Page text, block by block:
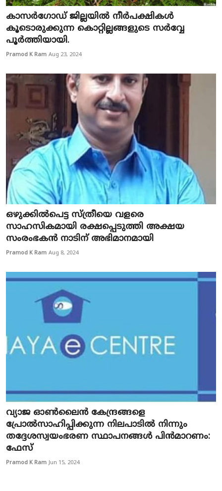
കാസർഗോഡ് ജില്ലയിൽ നീർപക്ഷികൾ
കൂടൊരുക്കുന്ന കൊറ്റില്ലങ്ങളുടെ സർവ്വേ
പൂർത്തിയായി.
Pramod K Ram Aug 23, 2024
ഒഴുക്കിൽപെട്ട സ്ത്രീയെ വളരെ
സാഹസികമായി രക്ഷപ്പെടുത്തി അക്ഷയ
സംരംഭകൻ നാടിന് അഭിമാനമായി
Pramod K Ram Aug 8, 2024
വ്യാജ ഓൺലൈൻ കേന്ദ്രങ്ങളെ
പ്രോൽസാഹിപ്പിക്കുന്ന നിലപാടിൽ നിന്നും
തദ്ദേശസ്വയംഭരണ സ്ഥാപനങ്ങൾ പിൻമാറണം:
ഫേസ്
Pramod K Ram Jun 15, 2024